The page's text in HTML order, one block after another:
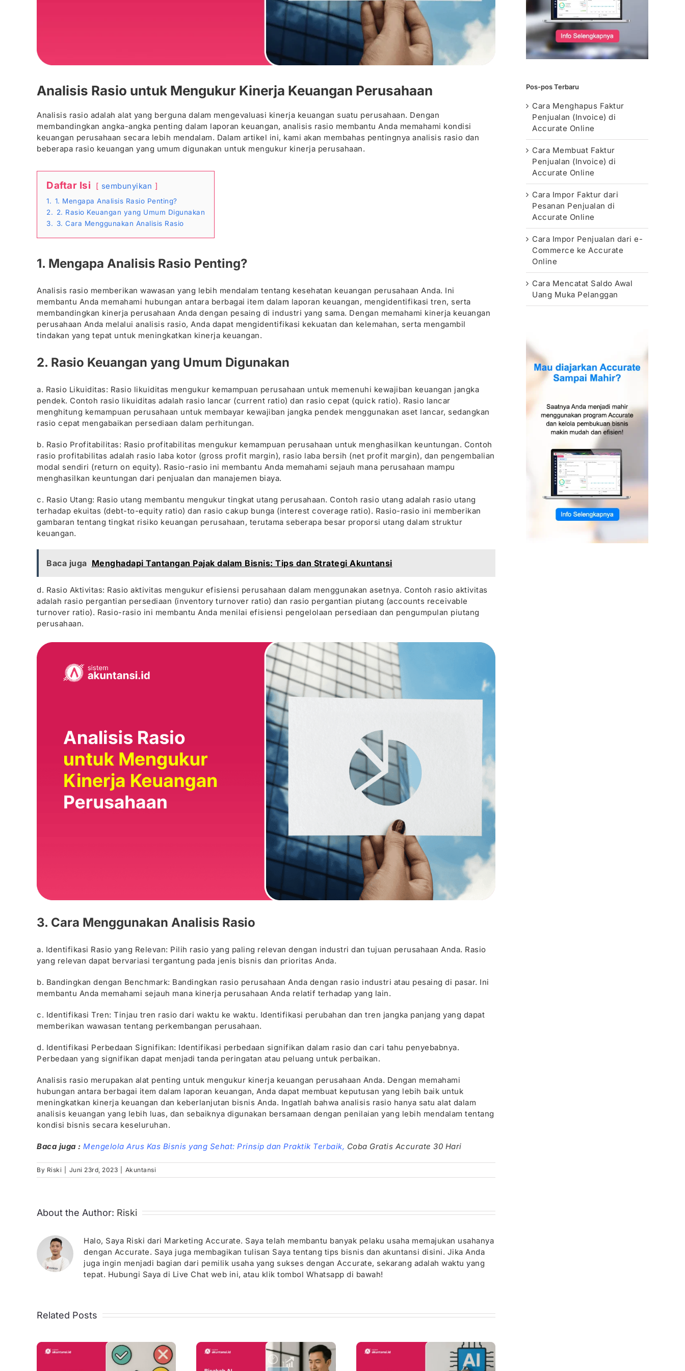
Analisis Rasio untuk Mengukur Kinerja Keuangan Perusahaan
Analisis rasio adalah alat yang berguna dalam mengevaluasi kinerja keuangan suatu perusahaan. Dengan
membandingkan angka-angka penting dalam laporan keuangan, analisis rasio membantu Anda memahami kondisi
keuangan perusahaan secara lebih mendalam. Dalam artikel ini, kami akan membahas pentingnya analisis rasio dan
beberapa rasio keuangan yang umum digunakan untuk mengukur kinerja perusahaan.
Daftar Isi sembunyikan
1. 1. Mengapa Analisis Rasio Penting?
2. 2. Rasio Keuangan yang Umum Digunakan
3. 3. Cara Menggunakan Analisis Rasio
1. Mengapa Analisis Rasio Penting?
Analisis rasio memberikan wawasan yang lebih mendalam tentang kesehatan keuangan perusahaan Anda. Ini
membantu Anda memahami hubungan antara berbagai item dalam laporan keuangan, mengidentifikasi tren, serta
membandingkan kinerja perusahaan Anda dengan pesaing di industri yang sama. Dengan memahami kinerja keuangan
perusahaan Anda melalui analisis rasio, Anda dapat mengidentifikasi kekuatan dan kelemahan, serta mengambil
tindakan yang tepat untuk meningkatkan kinerja keuangan.
2. Rasio Keuangan yang Umum Digunakan
a. Rasio Likuiditas: Rasio likuiditas mengukur kemampuan perusahaan untuk memenuhi kewajiban keuangan jangka
pendek. Contoh rasio likuiditas adalah rasio lancar (current ratio) dan rasio cepat (quick ratio). Rasio lancar
menghitung kemampuan perusahaan untuk membayar kewajiban jangka pendek menggunakan aset lancar, sedangkan
rasio cepat mengabaikan persediaan dalam perhitungan.
b. Rasio Profitabilitas: Rasio profitabilitas mengukur kemampuan perusahaan untuk menghasilkan keuntungan. Contoh
rasio profitabilitas adalah rasio laba kotor (gross profit margin), rasio laba bersih (net profit margin), dan pengembalian
modal sendiri (return on equity). Rasio-rasio ini membantu Anda memahami sejauh mana perusahaan mampu
menghasilkan keuntungan dari penjualan dan manajemen biaya.
c. Rasio Utang: Rasio utang membantu mengukur tingkat utang perusahaan. Contoh rasio utang adalah rasio utang
terhadap ekuitas (debt-to-equity ratio) dan rasio cakup bunga (interest coverage ratio). Rasio-rasio ini memberikan
gambaran tentang tingkat risiko keuangan perusahaan, terutama seberapa besar proporsi utang dalam struktur
keuangan.
Baca juga Menghadapi Tantangan Pajak dalam Bisnis: Tips dan Strategi Akuntansi
d. Rasio Aktivitas: Rasio aktivitas mengukur efisiensi perusahaan dalam menggunakan asetnya. Contoh rasio aktivitas
adalah rasio pergantian persediaan (inventory turnover ratio) dan rasio pergantian piutang (accounts receivable
turnover ratio). Rasio-rasio ini membantu Anda menilai efisiensi pengelolaan persediaan dan pengumpulan piutang
perusahaan.
3. Cara Menggunakan Analisis Rasio
a. Identifikasi Rasio yang Relevan: Pilih rasio yang paling relevan dengan industri dan tujuan perusahaan Anda. Rasio
yang relevan dapat bervariasi tergantung pada jenis bisnis dan prioritas Anda.
b. Bandingkan dengan Benchmark: Bandingkan rasio perusahaan Anda dengan rasio industri atau pesaing di pasar. Ini
membantu Anda memahami sejauh mana kinerja perusahaan Anda relatif terhadap yang lain.
c. Identifikasi Tren: Tinjau tren rasio dari waktu ke waktu. Identifikasi perubahan dan tren jangka panjang yang dapat
memberikan wawasan tentang perkembangan perusahaan.
d. Identifikasi Perbedaan Signifikan: Identifikasi perbedaan signifikan dalam rasio dan cari tahu penyebabnya.
Perbedaan yang signifikan dapat menjadi tanda peringatan atau peluang untuk perbaikan.
Analisis rasio merupakan alat penting untuk mengukur kinerja keuangan perusahaan Anda. Dengan memahami
hubungan antara berbagai item dalam laporan keuangan, Anda dapat membuat keputusan yang lebih baik untuk
meningkatkan kinerja keuangan dan keberlanjutan bisnis Anda. Ingatlah bahwa analisis rasio hanya satu alat dalam
analisis keuangan yang lebih luas, dan sebaiknya digunakan bersamaan dengan penilaian yang lebih mendalam tentang
kondisi bisnis secara keseluruhan.
Baca juga : Mengelola Arus Kas Bisnis yang Sehat: Prinsip dan Praktik Terbaik, Coba Gratis Accurate 30 Hari
By Riski Juni 23rd, 2023 Akuntansi
About the Author: Riski
Halo, Saya Riski dari Marketing Accurate. Saya telah membantu banyak pelaku usaha memajukan usahanya
dengan Accurate. Saya juga membagikan tulisan Saya tentang tips bisnis dan akuntansi disini. Jika Anda
juga ingin menjadi bagian dari pemilik usaha yang sukses dengan Accurate, sekarang adalah waktu yang
tepat. Hubungi Saya di Live Chat web ini, atau klik tombol Whatsapp di bawah!
Related Posts
Pos-pos Terbaru
Cara Menghapus Faktur
Penjualan (Invoice) di
Accurate Online
Cara Membuat Faktur
Penjualan (Invoice) di
Accurate Online
Cara Impor Faktur dari
Pesanan Penjualan di
Accurate Online
Cara Impor Penjualan dari e-
Commerce ke Accurate
Online
Cara Mencatat Saldo Awal
Uang Muka Pelanggan